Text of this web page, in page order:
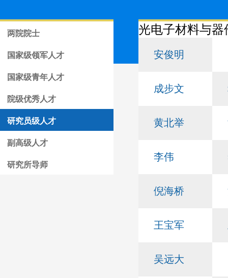
光电子材料与
安俊明
成步文
黄北举
李伟
倪海桥
王宝军
吴远大
两院院士
国家级领军人才
国家级青年人才
院级优秀人才
研究员级人才
副高级人才
研究所导师